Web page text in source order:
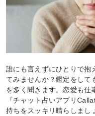
誰にも言えずにひとりで抱
てみませんか？鑑定をして
を多く聞きます。恋愛も仕
『チャット占いアプリ
持ちをスッキリ晴らしまし